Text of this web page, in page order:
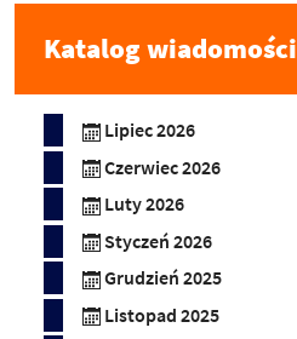
Katalog wiadomości
Lipiec 2026
Czerwiec 2026
Luty 2026
Styczeń 2026
Grudzień 2025
Listopad 2025